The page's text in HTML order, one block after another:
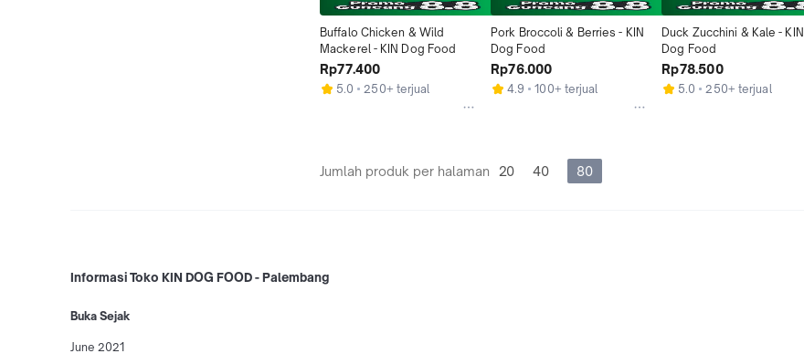
Buffalo Chicken & Wild
Mackerel - KIN Dog Food
Rp77.400
5.0 250+ terjual
Pork Broccoli & Berries - KIN
Dog Food
Rp76.000
4.9 100+ terjual
Duck Zucchini & Kale - KIN
Dog Food
Rp78.500
5.0 250+ terjual
Jumlah produk per halaman 20 40 80
Informasi Toko KIN DOG FOOD - Palembang
Buka Sejak
June 2021